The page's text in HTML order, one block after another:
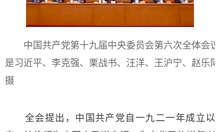
中国共产党第十九届中央委员会第六次全体会议
是习近平、李克强、栗战书、汪洋、王沪宁、赵乐
摄
全会提出，中国共产党自一九二一年成立以